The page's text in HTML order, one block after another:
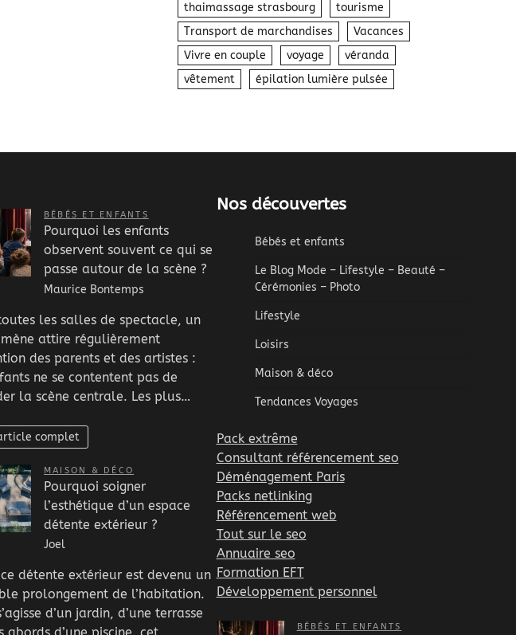
thaimassage strasbourg
tourisme
Transport de marchandises
Vacances
Vivre en couple
voyage
véranda
vêtement
épilation lumière pulsée
BÉBÉS ET ENFANTS
Pourquoi les enfants
observent souvent ce qui se
passe autour de la scène ?
Maurice Bontemps
les salles de spectacle, un
attire régulièrement
des parents et des artistes :
ne se contentent pas de
la scène centrale. Les plus…
complet
MAISON & DÉCO
Pourquoi soigner
l’esthétique d’un espace
détente extérieur ?
Joel
détente extérieur est devenu un
prolongement de l’habitation.
d’un jardin, d’une terrasse
Nos découvertes
Bébés et enfants
Le Blog Mode – Lifestyle – Beauté –
Cérémonies – Photo
Lifestyle
Loisirs
Maison & déco
Tendances Voyages
Pack extrême
Consultant référencement seo
Déménagement Paris
Packs netlinking
Référencement web
Tout sur le seo
Annuaire seo
Formation EFT
Développement personnel
BÉBÉS ET ENFANTS